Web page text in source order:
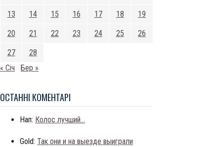
13 14 15 16 17 18 19
20 21 22 23 24 25 26
27
28
« Січ
Бер »
ОСТАННI КОМЕНТАРI
Нап: Колос лучший...
Gold: Так они и на выезде выиграли